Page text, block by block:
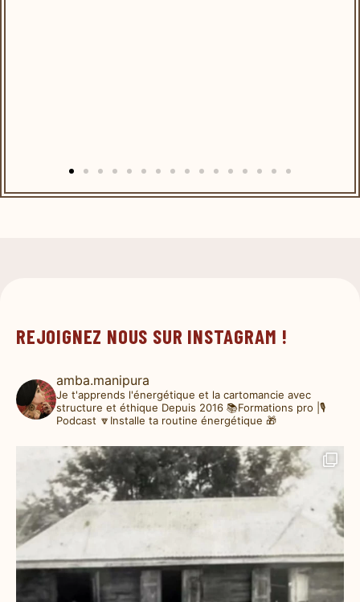
REJOIGNEZ NOUS SUR INSTAGRAM !
amba.manipura
Je t'apprends l'énergétique et la cartomancie avec
structure et éthique Depuis 2016 📚Formations pro |🎙️
Podcast 🔽Installe ta routine énergétique 🎁